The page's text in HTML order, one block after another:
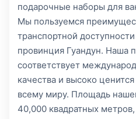
подарочные наборы для
Мы пользуемся
транспортной
провинция Гуандун. Наша
соответствует
качества и высоко
всему миру. Площадь
40,000 квадратных